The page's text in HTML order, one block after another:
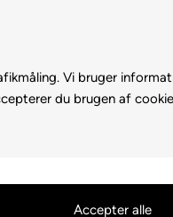
Vi bruger
du brugen af